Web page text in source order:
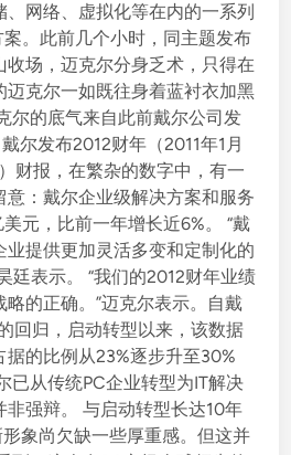
、网络、虚拟化等在内的一系列
。此前几个小时，同主题发布
场，迈克尔分身乏术，只得在
迈克尔一如既往身着蓝衬衣加黑
尔的底气来自此前戴尔公司发
尔发布2012财年（2011年1月
财报，在繁杂的数字中，有一
：戴尔企业级解决方案和服务
元，比前一年增长近6%。 “戴
提供更加灵活多变和定制化的
廷表示。 “我们的2012财年业绩
的正确。”迈克尔表示。自戴
回归，启动转型以来，该数据
的比例从23%逐步升至30%
从传统PC企业转型为IT解决
强辩。 与启动转型长达10年
象尚欠缺一些厚重感。但这并